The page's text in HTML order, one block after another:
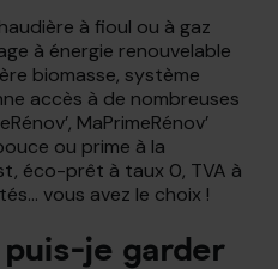
à fioul ou à gaz
à énergie renouvelable
biomasse, système
accès à de nombreuses
MaPrimeRénov’
ou prime à la
éco-prêt à taux 0, TVA à
vous avez le choix !
puis-je garder